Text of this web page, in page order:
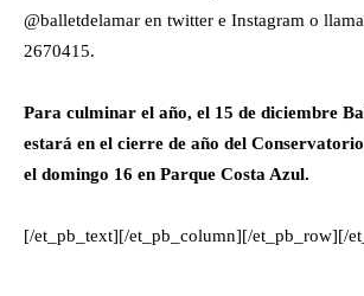
@balletdelamar en twitter e Instagram o
2670415.
Para culminar el año, el 15 de diciembre
estará en el cierre de año del
el domingo 16 en Parque Costa Azul.
[/et_pb_text][/et_pb_column][/et_pb_row][/